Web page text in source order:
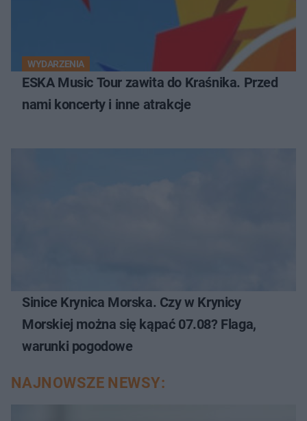
WYDARZENIA
ESKA Music Tour zawita do Kraśnika. Przed
nami koncerty i inne atrakcje
Sinice Krynica Morska. Czy w Krynicy
Morskiej można się kąpać 07.08? Flaga,
warunki pogodowe
NAJNOWSZE NEWSY: